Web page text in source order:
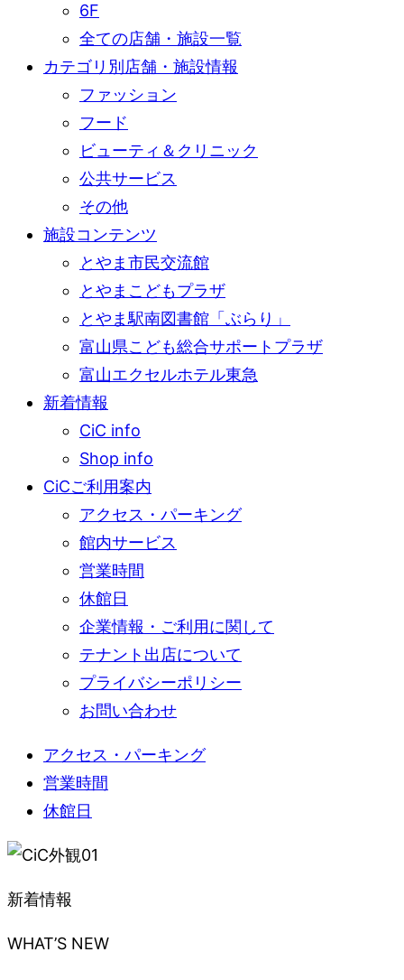
6F
全ての店舗・施設一覧
カテゴリ別店舗・施設情報
ファッション
フード
ビューティ＆クリニック
公共サービス
その他
施設コンテンツ
とやま市民交流館
とやまこどもプラザ
とやま駅南図書館「ぶらり」
富山県こども総合サポートプラザ
富山エクセルホテル東急
新着情報
CiC info
Shop info
CiCご利用案内
アクセス・パーキング
館内サービス
営業時間
休館日
企業情報・ご利用に関して
テナント出店について
プライバシーポリシー
お問い合わせ
アクセス・パーキング
営業時間
休館日
新着情報
WHAT’S NEW